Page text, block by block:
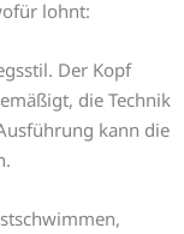
lohnt:
Der Kopf
die Technik
kann die